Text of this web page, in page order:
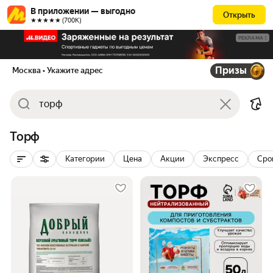
В приложении — выгодно
★★★★★ (700К)
Открыть
РЕКЛАМА
Москва • Укажите адрес Призы
Торф
Категории Цена Акции Экспресс